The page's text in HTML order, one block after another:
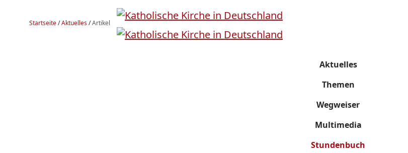
Startseite/Aktuelles/Artikel
Aktuelles
Themen
Wegweiser
Multimedia
Stundenbuch